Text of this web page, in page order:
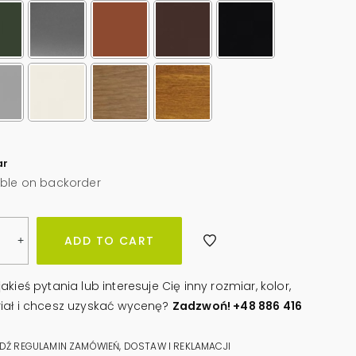
on backorder
+ ADD TO CART
pytania lub interesuje Cię inny rozmiar, kolor,
i chcesz uzyskać wycenę? Zadzwoń! +48 886 416
REGULAMIN ZAMÓWIEŃ, DOSTAW I REKLAMACJI